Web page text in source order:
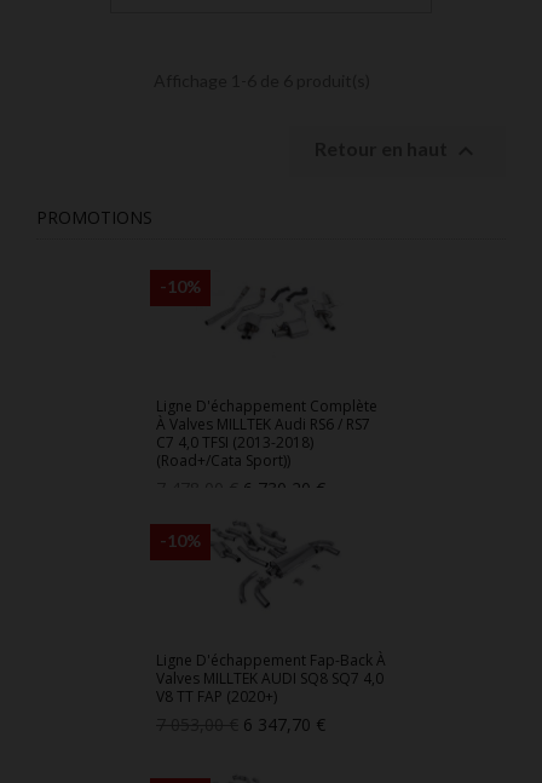
PROMOTIONS
Ligne D'échappement Complète
À Valves MILLTEK Audi RS6 / RS7
C7 4,0 TFSI (2013-2018)
(Road+/Cata Sport))
base
Prix
6 730,20 €
-10%
Ligne D'échappement Fap-Back À
Valves MILLTEK AUDI SQ8 SQ7 4,0
V8 TT FAP (2020+)
Prix
6 347,70 €
-10%